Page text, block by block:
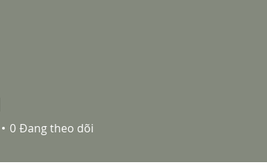
0 Đang theo dõi